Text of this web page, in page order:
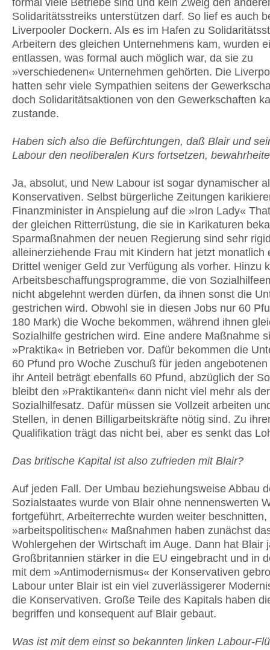
formal viele Betriebe sind und kein Zweig den
Solidaritätsstreiks unterstützen darf. So lief es auch
Liverpooler Dockern. Als es im Hafen zu
Arbeitern des gleichen Unternehmens kam, wurden
entlassen, was formal auch möglich war, da sie zu
»verschiedenen« Unternehmen gehörten. Die
hatten sehr viele Sympathien seitens der
doch Solidaritätsaktionen von den Gewerkschaften
zustande.
Haben sich also die Befürchtungen, daß Blair und
Labour den neoliberalen Kurs fortsetzen,
Ja, absolut, und New Labour ist sogar dynamischer
Konservativen. Selbst bürgerliche Zeitungen
Finanzminister in Anspielung auf die »Iron Lady«
der gleichen Ritterrüstung, die sie in Karikaturen
Sparmaßnahmen der neuen Regierung sind sehr
alleinerziehende Frau mit Kindern hat jetzt monatlich
Drittel weniger Geld zur Verfügung als vorher. Hinzu
Arbeitsbeschaffungsprogramme, die von
nicht abgelehnt werden dürfen, da ihnen sonst die
gestrichen wird. Obwohl sie in diesen Jobs nur 60
180 Mark) die Woche bekommen, während ihnen
Sozialhilfe gestrichen wird. Eine andere Maßnahme
»Praktika« in Betrieben vor. Dafür bekommen die
60 Pfund pro Woche Zuschuß für jeden
ihr Anteil beträgt ebenfalls 60 Pfund, abzüglich der
bleibt den »Praktikanten« dann nicht viel mehr als der
Sozialhilfesatz. Dafür müssen sie Vollzeit arbeiten
Stellen, in denen Billigarbeitskräfte nötig sind. Zu
Qualifikation trägt das nicht bei, aber es senkt das
Das britische Kapital ist also zufrieden mit Blair?
Auf jeden Fall. Der Umbau beziehungsweise Abbau
Sozialstaates wurde von Blair ohne nennenswerten
fortgeführt, Arbeiterrechte wurden weiter beschnitten,
»arbeitspolitischen« Maßnahmen haben zunächst
Wohlergehen der Wirtschaft im Auge. Dann hat Blair
Großbritannien stärker in die EU eingebracht und in
mit dem »Antimodernismus« der Konservativen
Labour unter Blair ist ein viel zuverlässigerer
die Konservativen. Große Teile des Kapitals haben
begriffen und konsequent auf Blair gebaut.
Was ist mit dem einst so bekannten linken Labour-